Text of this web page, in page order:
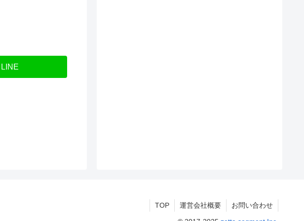
LINE
TOP 運営会社概要 お問い合わせ